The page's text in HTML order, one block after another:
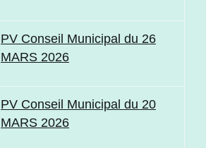
PV Conseil Municipal du 26
MARS 2026
PV Conseil Municipal du 20
MARS 2026